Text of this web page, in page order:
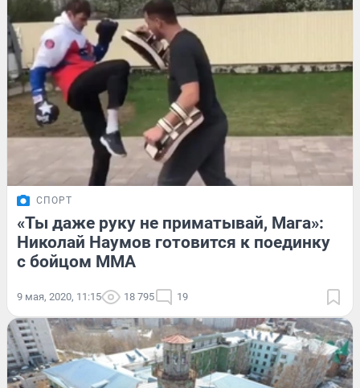
СПОРТ
«Ты даже руку не приматывай, Мага»:
Николай Наумов готовится к поединку
с бойцом ММА
9 мая, 2020, 11:15 18 795 19